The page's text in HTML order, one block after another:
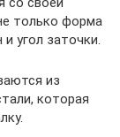
только форма
угол заточки.
из
которая